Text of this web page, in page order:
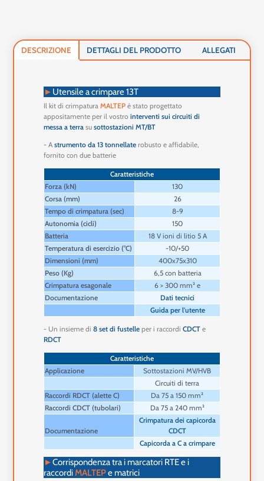
DESCRIZIONE DETTAGLI DEL PRODOTTO ALLEGATI
► Utensile a crimpare 13T
Il kit di crimpaturaMALTEP è stato progettato
appositamente per il vostrointerventi sui circuiti di
messa a terra susottostazioni MT/BT
- Astrumento da 13 tonnellate robusto e affidabile,
fornito con due batterie
Caratteristiche
Forza (kN)
130
Corsa (mm)
26
Tempo di crimpatura (sec)
8-9
Autonomia (cicli)
150
Batteria
18 V ioni di litio 5 A
Temperatura di esercizio (°C)
-10/+50
Dimensioni (mm)
400x75x310
Peso (Kg)
6,5 con batteria
Crimpatura esagonale
6 > 300 mm² e
Documentazione
Dati tecnici
Guida per l'utente
- Un insieme di8 set di fustelle per i raccordiCDCT e
RDCT
Caratteristiche
Applicazione
Sottostazioni MV/HVB
Circuiti di terra
Raccordi RDCT (alette C)
Da 75 a 150 mm²
Raccordi CDCT (tubolari)
Da 75 a 240 mm²
Documentazione
Crimpatura dei capicorda
CDCT
Capicorda a C a crimpare
►Corrispondenza tra i marcatori RTE e i
raccordiMALTEPe matrici